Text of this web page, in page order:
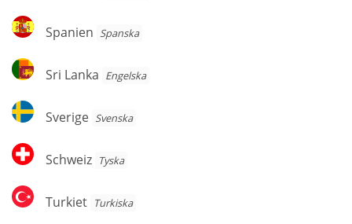
Spanien
Spanien Spanska
Sri
Lanka
Sri Lanka Engelska
Sverige
Sverige Svenska
Schweiz
Schweiz Tyska
Turkiet
Turkiet Turkiska